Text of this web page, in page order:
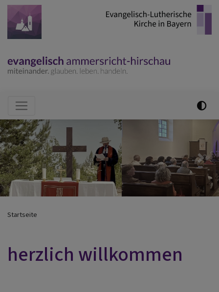
Direkt
zum
Inhalt
Hauptnavigation
Previous Next
Startseite
herzlich willkommen